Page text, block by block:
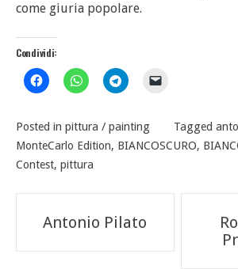
come giuria popolare.
Condividi:
Posted in pittura / painting Tagged
MonteCarlo Edition, BIANCOSCURO,
Contest, pittura
Navigazione
articoli
Antonio Pilato